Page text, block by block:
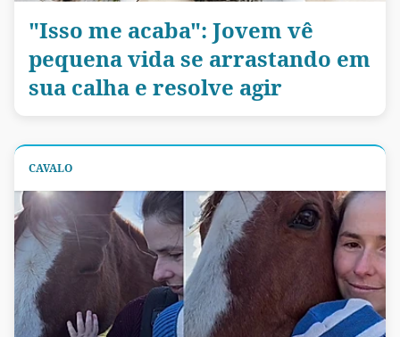
"Isso me acaba": Jovem vê
pequena vida se arrastando em
sua calha e resolve agir
CAVALO